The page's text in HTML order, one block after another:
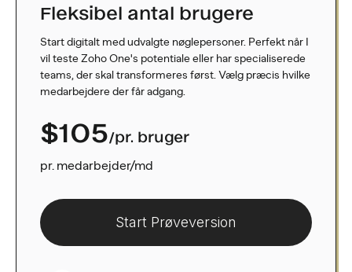
Fleksibel antal brugere
Start digitalt med udvalgte nøglepersoner. Perfekt når I
vil teste Zoho One's potentiale eller har specialiserede
teams, der skal transformeres først. Vælg præcis hvilke
medarbejdere der får adgang.
$105/pr. bruger
pr. medarbejder/md
Start Prøveversion